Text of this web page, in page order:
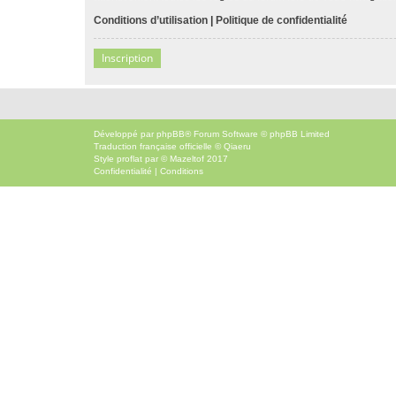
Conditions d’utilisation | Politique de confidentialité
Inscription
Développé par phpBB® Forum Software © phpBB Limited
Traduction française officielle ©Qiaeru
Style proflat par © Mazeltof 2017
Confidentialité | Conditions